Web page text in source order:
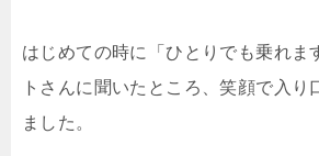
はじめての時に「ひとりでも乗れま
トさんに聞いたところ、笑顔で入り
ました。